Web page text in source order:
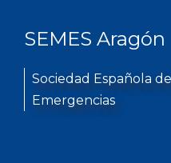
SEMES Aragón
Sociedad Española
Emergencias